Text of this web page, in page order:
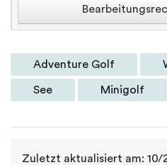
Adventure Golf
See Minigolf
Zuletzt aktualisiert am: 10/